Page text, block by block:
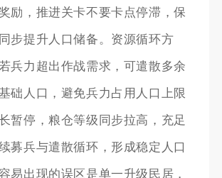
励，推进关卡不要卡点停滞，保
步提升人口储备。资源循环方
兵力超出作战需求，可遣散多余
础人口，避免兵力占用人口上限
暂停，粮仓等级同步拉高，充足
募兵与遣散循环，形成稳定人口
易出现的误区是单一升级民居，